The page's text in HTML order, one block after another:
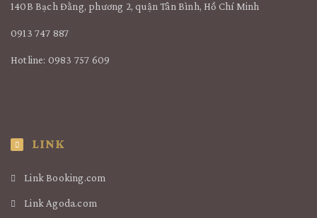
140B Bạch Đằng, phương 2, quận Tân Bình, Hồ Chí Minh
0913 747 887
Hotline: 0983 757 609
LINK
Link Booking.com
Link Agoda.com